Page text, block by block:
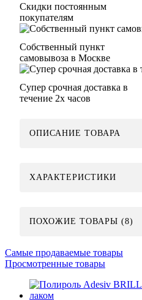
Скидки постоянным
покупателям
Собственный пункт
самовывоза в Москве
Супер срочная доставка в
течение 2х часов
ОПИСАНИЕ ТОВАРА
ХАРАКТЕРИСТИКИ
ПОХОЖИЕ ТОВАРЫ (8)
Самые продаваемые товары
Просмотренные товары